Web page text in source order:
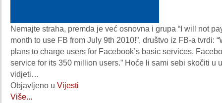
Nemajte straha, premda je već osnovna i grupa “I will not
month to use FB from July 9th 2010!”, društvo iz FB-a tvrdi:
plans to charge users for Facebook’s basic services.
service for its 350 million users.” Hoće li sami sebi skočiti u
vidjeti…
Objavljeno u Vijesti
Više...